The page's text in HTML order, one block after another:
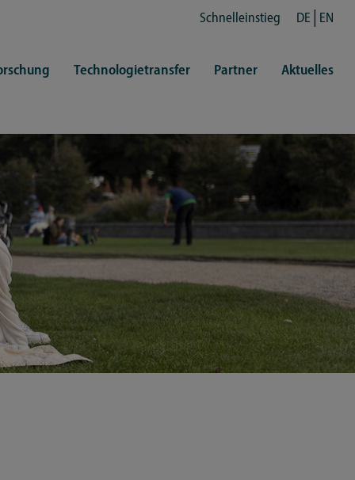
Schnelleinstieg DE EN
Kultur
Technologietransfer Partner Aktuelles